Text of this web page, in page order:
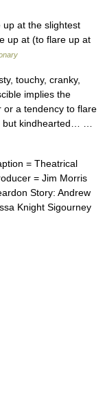
at the slightest
up at (to flare up at
touchy, cranky,
implies the
or a tendency to flare
but kindhearted… …
= Theatrical
= Jim Morris
Story: Andrew
Knight Sigourney